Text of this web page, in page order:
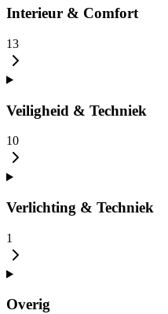
Interieur & Comfort
13
Veiligheid & Techniek
10
Verlichting & Techniek
1
Overig